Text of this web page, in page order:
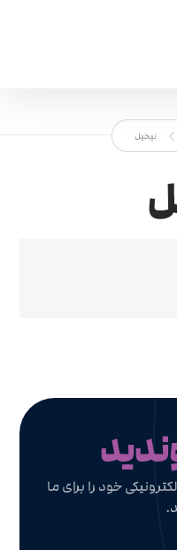
نیخیل
خود را برای ما